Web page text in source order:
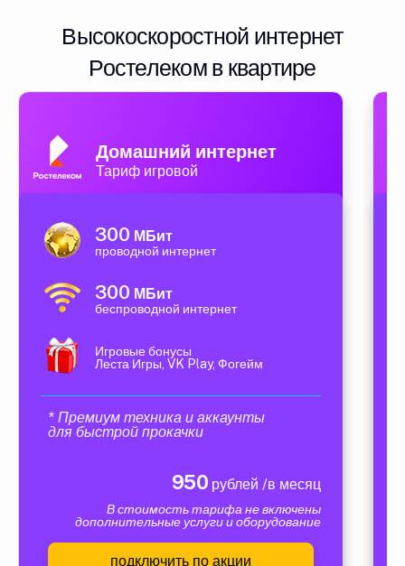
Высокоскоростной интернет
Ростелеком в квартире
Домашний интернет
Тариф игровой
300 МБит
проводной интернет
300 МБит
беспроводной интернет
Игровые бонусы
Леста Игры, VK Play, Фогейм
* Премиум техника и аккаунты
для быстрой прокачки
950 рублей /в месяц
В стоимость тарифа не включены
дополнительные услуги и оборудование
подключить по акции